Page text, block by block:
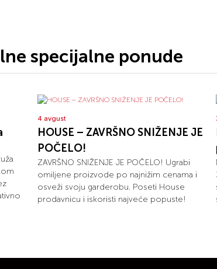
specijalne ponude
4 avgust
HOUSE – ZAVRŠNO SNIŽENJE JE
POČELO!
ZAVRŠNO SNIŽENJE JE POČELO! Ugrabi
omiljene proizvode po najnižim cenama i
osveži svoju garderobu. Poseti House
prodavnicu i iskoristi najveće popuste!